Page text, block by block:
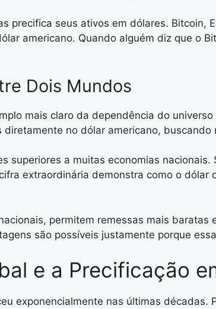
precifica seus ativos em dólares. Bitcoin,
americano. Quando alguém diz que o
Dois Mundos
mais claro da dependência do
no dólar americano, buscando
superiores a muitas economias
extraordinária demonstra como o
permitem remessas mais
são possíveis justamente porque
e a Precificação
exponencialmente nas últimas décadas.